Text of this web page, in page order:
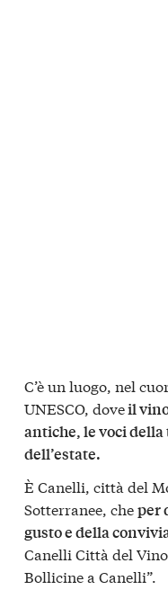
C’è un luogo, nel
UNESCO, doveil
antiche, le voci
dell’estate.
È Canelli, città del
Sotterranee, cheper
gusto e della
Canelli Città del
Bollicine a Canelli”.